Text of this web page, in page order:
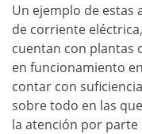
Un ejemplo de estas
de corriente
cuentan con plantas
en funcionamiento
contar con
sobre todo en las
la atención por parte